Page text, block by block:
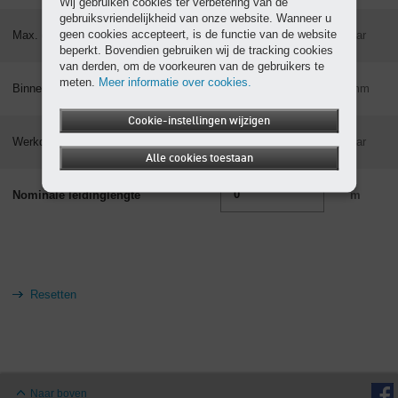
Max. drukval bar
Binnendiameter van buis mm
Werkdruk absoluut bar
Nominale leidinglengte m
Naar boven
gebruiksvriendelijkheid van onze website. Wanneer u
geen cookies accepteert, is de functie van de website
beperkt. Bovendien gebruiken wij de tracking cookies
van derden, om de voorkeuren van de gebruikers te
meten. Meer informatie over cookies.
Cookie-instellingen wijzigen
Alle cookies toestaan